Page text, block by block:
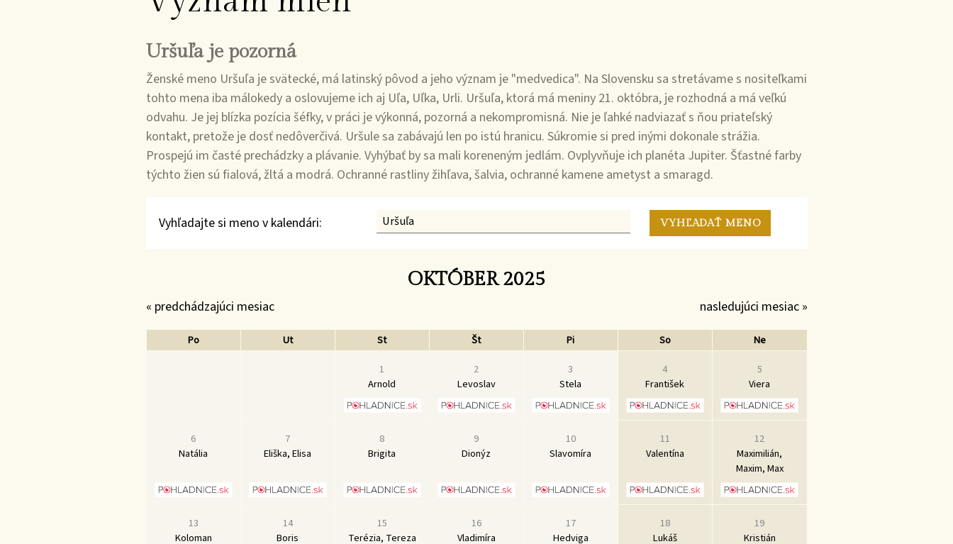
Uršuľa je pozorná
Ženské meno Uršuľa je svätecké, má latinský pôvod a jeho význam je "medvedica". Na Slovensku sa stretávame s nositeľkami
tohto mena iba málokedy a oslovujeme ich aj Uľa, Uľka, Urli. Uršuľa, ktorá má meniny 21. októbra, je rozhodná a má veľkú
odvahu. Je jej blízka pozícia šéfky, v práci je výkonná, pozorná a nekompromisná. Nie je ľahké nadviazať s ňou priateľský
kontakt, pretože je dosť nedôverčivá. Uršule sa zabávajú len po istú hranicu. Súkromie si pred inými dokonale strážia.
Prospejú im časté prechádzky a plávanie. Vyhýbať by sa mali koreneným jedlám. Ovplyvňuje ich planéta Jupiter. Šťastné farby
týchto žien sú fialová, žltá a modrá. Ochranné rastliny žihľava, šalvia, ochranné kamene ametyst a smaragd.
Vyhľadajte si meno v kalendári:
OKTÓBER 2025
« predchádzajúci mesiac nasledujúci mesiac »
Po Ut St Št Pi So
Ne
1
Arnold
2
Levoslav
3
Stela
4
František
5
Viera
6
Natália
7
Eliška, Elisa
8
Brigita
9
Dionýz
10
Slavomíra
11
Valentína
12
Maximilián,
Maxim, Max
13
Koloman
14
Boris
15
Terézia, Tereza
16
Vladimíra
17
Hedviga
18
Lukáš
19
Kristián